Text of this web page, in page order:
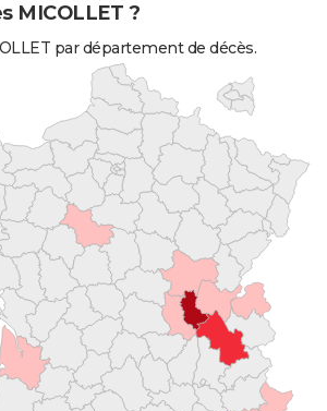
MICOLLET ?
par département de décès.